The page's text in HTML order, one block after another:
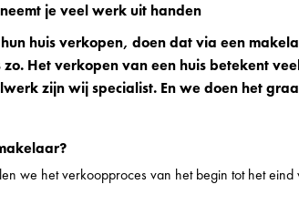
je veel werk uit handen
huis verkopen, doen dat via een
zo. Het verkopen van een huis betekent
zijn wij specialist. En we doen het
we het verkoopproces van het begin tot het eind